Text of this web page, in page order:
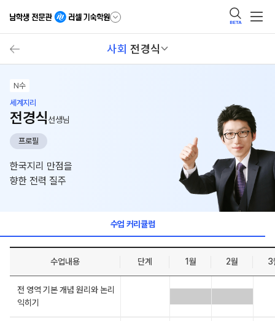
BETA
사회 전경식
N수
세계지리
전경식선생님
프로필
한국지리 만점을
향한 전력 질주
수업 커리큘럼
수업내용 단계 1월 2월 3
전 영역 기본 개념 원리와 논리
익히기